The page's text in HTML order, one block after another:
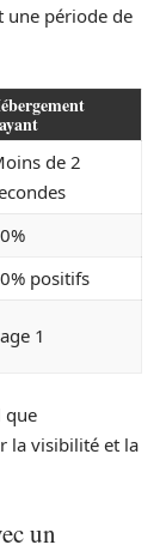
une période de
de 2
positifs
1
que
la visibilité et la
un